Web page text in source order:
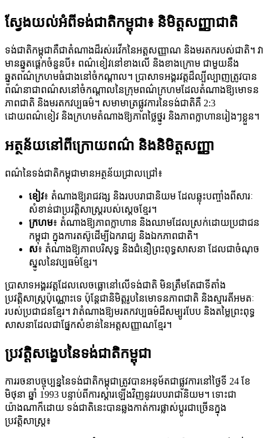
ស្វែងយល់អំពីទង់ជាតិកម្ពុជា៖ និមិត្តសញ្ញាជាតិ
ទង់ជាតិកម្ពុជាគឺជាតំណាងដ៏រស់រវើកនៃអត្តសញ្ញាណ និងមរតករបស់ជាតិ។ វា
មានឆ្នូតផ្ដេកចំនួនបី៖ ពណ៌ខៀវនៅខាងលើ និងខាងក្រោម ជាមួយនឹង
ឆ្នូតពណ៌ក្រហមធំជាងនៅចំកណ្តាល។ ប្រាសាទអង្គរវត្តដ៏ល្បីល្បាញត្រូវបាន
ពណ៌នាជាពណ៌សនៅចំកណ្តាលនៃក្រុមពណ៌ក្រហមដែលតំណាងឱ្យមោទន
ភាពជាតិ និងមរតកវប្បធម៌។ សមាមាត្រផ្លូវការនៃទង់ជាតិគឺ 2:3
ដោយពណ៌ខៀវ និងក្រហមតំណាងឱ្យភាពថ្លៃថ្នូរ និងភាពក្លាហានរៀងៗខ្លួន។
អត្ថន័យនៅពីក្រោយពណ៌ និងនិមិត្តសញ្ញា
ពណ៌នៃទង់ជាតិកម្ពុជាមានអត្ថន័យជ្រាលជ្រៅ៖
ខៀវ៖ តំណាងឱ្យរាជវង្ស និងរបបរាជានិយម ដែលឆ្លុះបញ្ចាំងពីសារៈ
សំខាន់ជាប្រវត្តិសាស្ត្ររបស់ស្តេចខ្មែរ។
ក្រហម៖ តំណាងឱ្យភាពក្លាហាន និងឈាមដែលស្រក់ដោយប្រជាជន
កម្ពុជា ក្នុងការតស៊ូដើម្បីឯករាជ្យ និងឯកភាពជាតិ។
ស៖ តំណាងឱ្យភាពបរិសុទ្ធ និងជំនឿព្រះពុទ្ធសាសនា ដែលជាចំណុច
ស្នូលនៃវប្បធម៌ខ្មែរ។
ប្រាសាទអង្គរវត្តដែលលេចធ្លោនៅលើទង់ជាតិ មិនត្រឹមតែជាទីតាំង
ប្រវត្តិសាស្ត្រប៉ុណ្ណោះទេ ប៉ុន្តែជានិមិត្តរូបនៃមោទនភាពជាតិ និងស្មារតីអមតៈ
របស់ប្រជាជនខ្មែរ។ វា​តំណាង​ឱ្យ​មរតក​វប្បធម៌​ដ៏​សម្បូរ​បែប និង​តម្លៃ​ព្រះពុទ្ធ
សាសនា​ដែល​ជា​ផ្នែក​សំខាន់​នៃ​អត្តសញ្ញាណ​ខ្មែរ។
ប្រវត្តិសង្ខេបនៃទង់ជាតិកម្ពុជា
ការរចនាបច្ចុប្បន្ននៃទង់ជាតិកម្ពុជាត្រូវបានអនុម័តជាផ្លូវការនៅថ្ងៃទី 24 ខែ
មិថុនា ឆ្នាំ 1993 បន្ទាប់ពីការស្ដារឡើងវិញនូវរបបរាជានិយម។ ទោះជា
យ៉ាងណាក៏ដោយ ទង់ជាតិនេះបានឆ្លងកាត់ការផ្លាស់ប្តូរជាច្រើនក្នុង
ប្រវត្តិសាស្ត្រ៖